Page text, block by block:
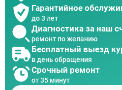
Гарантийное
до 3 лет
Диагностика за наш
ремонт по желанию
Бесплатный выезд
в день обращения
Срочный ремонт
от 35 минут